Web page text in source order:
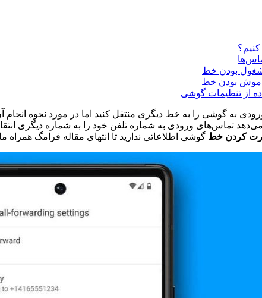
بودن خط
بودن خط
از تنظیمات گوشی
به گوشی را به خط دیگری منتقل کنید اما در مورد نحوه انجام
تماس‌های ورودی به شماره تلفن خود را به شماره دیگری
کردن خط گوشی اطلاعاتی ندارید تا انتهای مقاله فرامگ همراه